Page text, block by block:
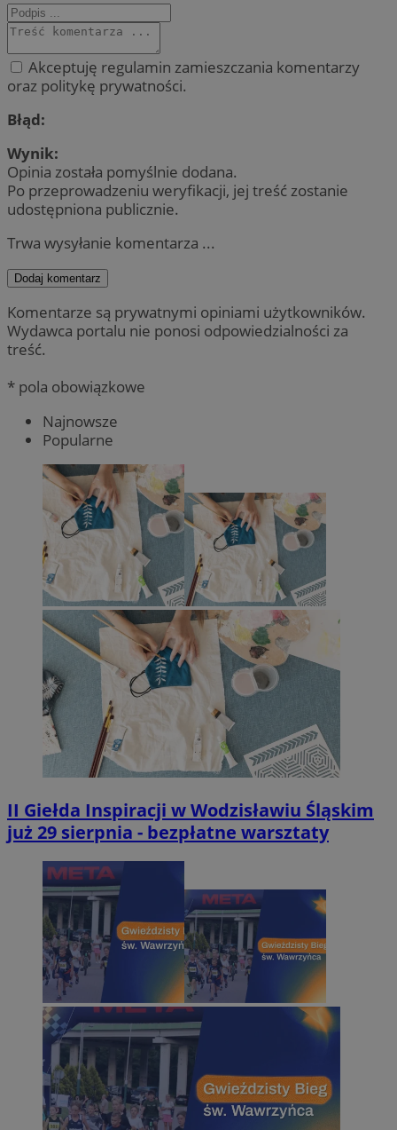
Akceptuję regulamin zamieszczania komentarzy
oraz politykę prywatności.
Błąd:
Wynik:
Opinia została pomyślnie dodana.
Po przeprowadzeniu weryfikacji, jej treść zostanie
udostępniona publicznie.
Trwa wysyłanie komentarza ...
Dodaj komentarz
Komentarze są prywatnymi opiniami użytkowników.
Wydawca portalu nie ponosi odpowiedzialności za
treść.
* pola obowiązkowe
Najnowsze
Popularne
II Giełda Inspiracji w Wodzisławiu Śląskim
już 29 sierpnia - bezpłatne warsztaty